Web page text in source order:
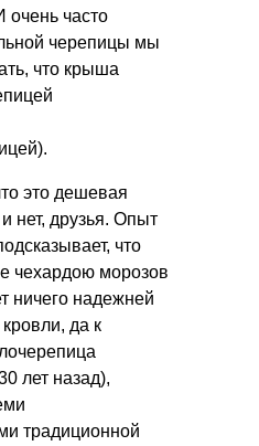
очень часто
черепицы мы
что крыша
это дешевая
нет, друзья. Опыт
что
чехардою морозов
ничего надежней
да к
лет назад),
традиционной